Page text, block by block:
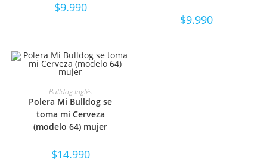
$9.990
$9.990
SELECCIONAR OPCIONES
Bulldog Inglés
Polera Mi Bulldog se
toma mi Cerveza
(modelo 64) mujer
$14.990